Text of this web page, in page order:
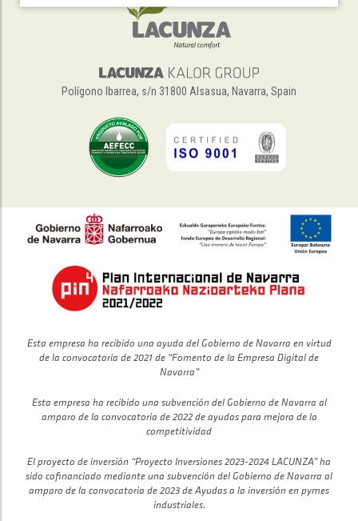
Polígono Ibarrea, s/n 31800 Alsasua, Navarra, Spain
Esta empresa ha recibido una ayuda del Gobierno de Navarra en virtud
de la convocatoria de 2021 de “Fomento de la Empresa Digital de
Navarra”
Esta empresa ha recibido una subvención del Gobierno de Navarra al
amparo de la convocatoria de 2022 de ayudas para mejora de la
competitividad
El proyecto de inversión “Proyecto Inversiones 2023-2024 LACUNZA” ha
sido cofinanciado mediante una subvención del Gobierno de Navarra al
amparo de la convocatoria de 2023 de Ayudas a la inversión en pymes
industriales.